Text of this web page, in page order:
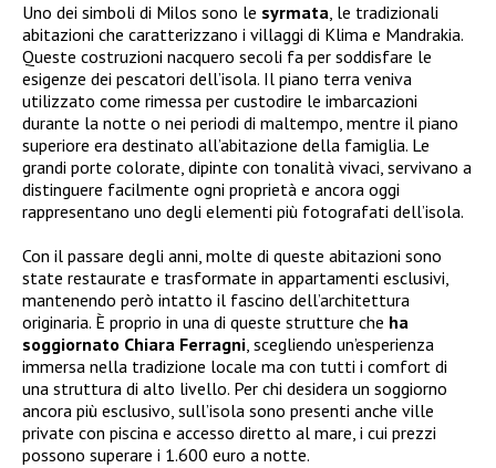
Uno dei simboli di Milos sono le syrmata, le tradizionali
abitazioni che caratterizzano i villaggi di Klima e Mandrakia.
Queste costruzioni nacquero secoli fa per soddisfare le
esigenze dei pescatori dell’isola. Il piano terra veniva
utilizzato come rimessa per custodire le imbarcazioni
durante la notte o nei periodi di maltempo, mentre il piano
superiore era destinato all’abitazione della famiglia. Le
grandi porte colorate, dipinte con tonalità vivaci, servivano a
distinguere facilmente ogni proprietà e ancora oggi
rappresentano uno degli elementi più fotografati dell’isola.
Con il passare degli anni, molte di queste abitazioni sono
state restaurate e trasformate in appartamenti esclusivi,
mantenendo però intatto il fascino dell’architettura
originaria. È proprio in una di queste strutture che ha
soggiornato Chiara Ferragni, scegliendo un’esperienza
immersa nella tradizione locale ma con tutti i comfort di
una struttura di alto livello. Per chi desidera un soggiorno
ancora più esclusivo, sull’isola sono presenti anche ville
private con piscina e accesso diretto al mare, i cui prezzi
possono superare i 1.600 euro a notte.